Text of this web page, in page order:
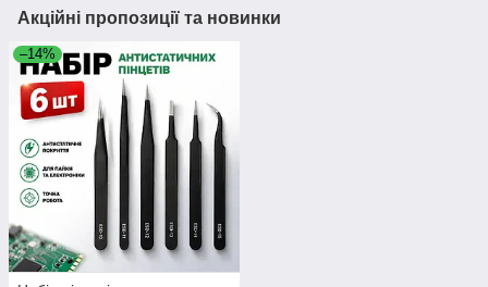
Акційні пропозиції та новинки
–14%